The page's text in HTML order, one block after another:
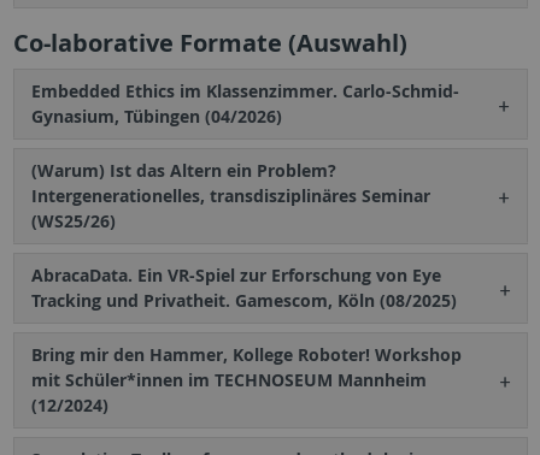
Co-laborative Formate (Auswahl)
Embedded Ethics im Klassenzimmer. Carlo-Schmid-
Gynasium, Tübingen (04/2026)
(Warum) Ist das Altern ein Problem?
Intergenerationelles, transdisziplinäres Seminar
(WS25/26)
AbracaData. Ein VR-Spiel zur Erforschung von Eye
Tracking und Privatheit. Gamescom, Köln (08/2025)
Bring mir den Hammer, Kollege Roboter! Workshop
mit Schüler*innen im TECHNOSEUM Mannheim
(12/2024)